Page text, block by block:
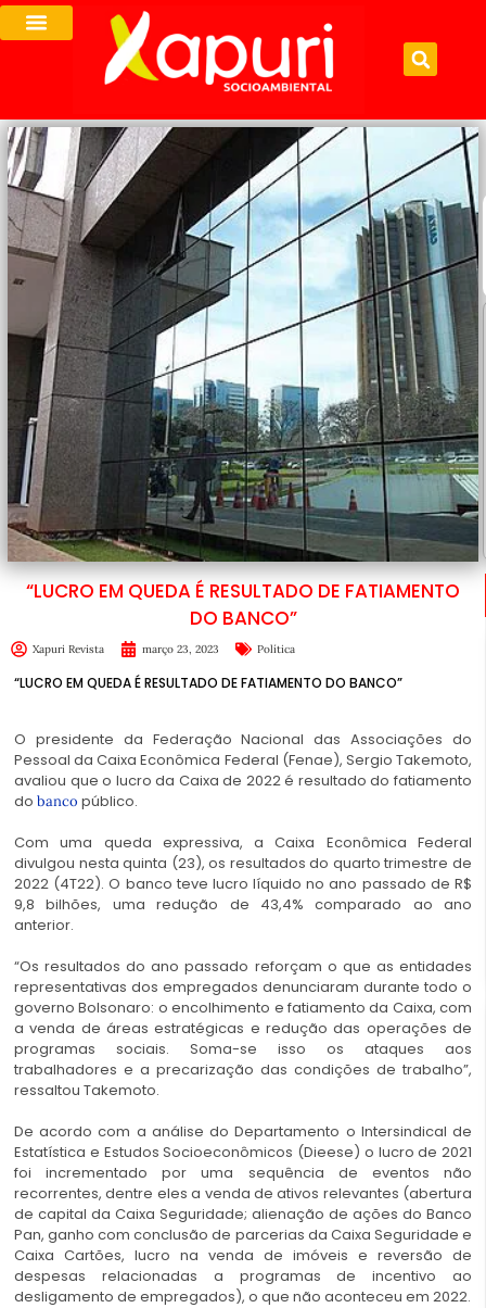
“LUCRO EM QUEDA É RESULTADO DE FATIAMENTO
DO BANCO”
Xapuri Revista março 23, 2023 Política
“LUCRO EM QUEDA É RESULTADO DE FATIAMENTO DO BANCO”
O presidente da Federação Nacional das Associações do
Pessoal da Caixa Econômica Federal (Fenae), Sergio Takemoto,
avaliou que o lucro da Caixa de 2022 é resultado do fatiamento
do banco público.
Com uma queda expressiva, a Caixa Econômica Federal
divulgou nesta quinta (23), os resultados do quarto trimestre de
2022 (4T22). O banco teve lucro líquido no ano passado de R$
9,8 bilhões, uma redução de 43,4% comparado ao ano
anterior.
“Os resultados do ano passado reforçam o que as entidades
representativas dos empregados denunciaram durante todo o
governo Bolsonaro: o encolhimento e fatiamento da Caixa, com
a venda de áreas estratégicas e redução das operações de
programas sociais. Soma-se isso os ataques aos
trabalhadores e a precarização das condições de trabalho”,
ressaltou Takemoto.
De acordo com a análise do Departamento o Intersindical de
Estatística e Estudos Socioeconômicos (Dieese) o lucro de 2021
foi incrementado por uma sequência de eventos não
recorrentes, dentre eles a venda de ativos relevantes (abertura
de capital da Caixa Seguridade; alienação de ações do Banco
Pan, ganho com conclusão de parcerias da Caixa Seguridade e
Caixa Cartões, lucro na venda de imóveis e reversão de
despesas relacionadas a programas de incentivo ao
desligamento de empregados), o que não aconteceu em 2022.